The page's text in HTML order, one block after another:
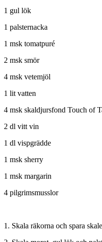
1 gul lök
1 palsternacka
1 msk tomatpuré
2 msk smör
4 msk vetemjöl
1 lit vatten
4 msk skaldjursfond Touch of
2 dl vitt vin
1 dl vispgrädde
1 msk sherry
1 msk margarin
4 pilgrimsmusslor
1. Skala räkorna och spara